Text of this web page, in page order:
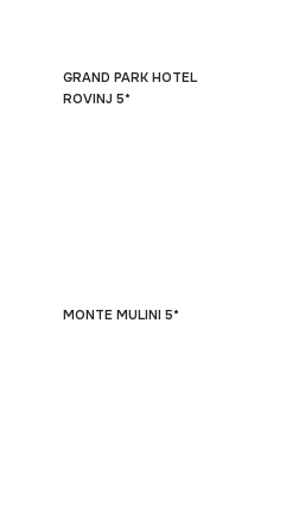
GRAND PARK HOTEL
ROVINJ 5*
MONTE MULINI 5*